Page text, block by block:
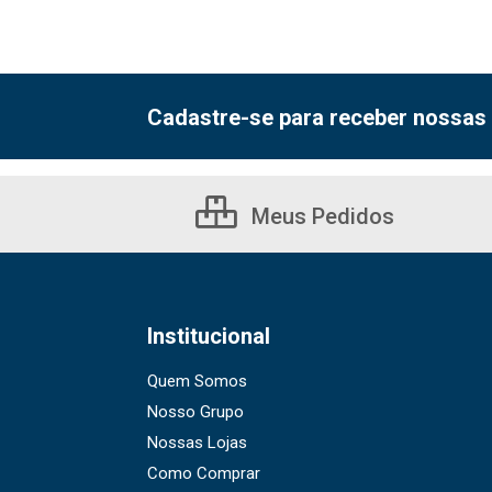
Cadastre-se para receber
Meus Pedidos
Institucional
Quem Somos
Nosso Grupo
Nossas Lojas
Como Comprar